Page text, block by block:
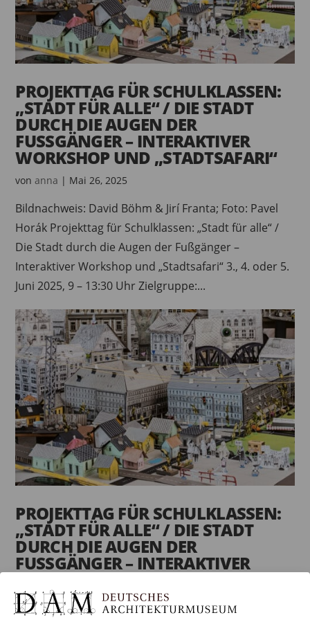
PROJEKTTAG FÜR SCHULKLASSEN:
„STADT FÜR ALLE“ / DIE STADT
DURCH DIE AUGEN DER
FUSSGÄNGER – INTERAKTIVER W
ORKSHOP UND „STADTSAFARI“
vonanna | Mai 26, 2025
Bildnachweis: David Böhm & Jirí Franta; Foto: Pavel
Horák Projekttag für Schulklassen: „Stadt für alle“ /
Die Stadt durch die Augen der Fußgänger –
Interaktiver Workshop und „Stadtsafari“ 3., 4. oder 5.
Juni 2025, 9 – 13:30 Uhr Zielgruppe:...
PROJEKTTAG FÜR SCHULKLASSEN:
„STADT FÜR ALLE“ / DIE STADT
DURCH DIE AUGEN DER
FUSSGÄNGER – INTERAKTIVER W
ORKSHOP UND „STADTSAFARI“
vonanna| Mai 26, 2025